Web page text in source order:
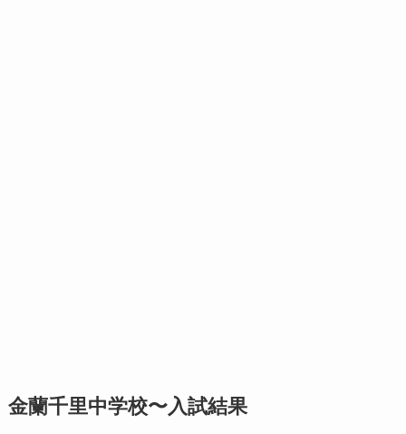
金蘭千里中学校〜入試結果